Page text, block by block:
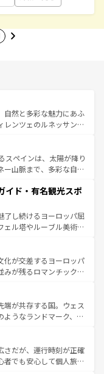
自然と多彩な魅力にあふ
レンツェのルネッサンス
やアマルフィ海岸の絶
観光の合間には、本場の
ア料理を堪能することも
ない旅をしてみよう！
スペインは、太陽が降り
ー山脈まで、多彩な自然
フラメンコ、熱気あふ
生活の一部となってい
雰囲気や、バルセロナの
は古代ローマ遺跡や中世
なるスペインはその個
人を魅了する。 なお、新着のスペイン情報は コ
イド・有名観光スポ
了し続けるヨーロッパ屈
ェル塔やルーブル美術館
麗な宮殿、歴史的な大
な自然が、訪れる者を心
美食の国としても知ら
ンス、プロヴァンスの
な楽しみ方が可能だ。さ
溢れており、どの街角に
く異なる文化を体験で
ランス情報はコンテンツ一覧
化が交差するヨーロッパ
みが残るロマンチック街
飽きることがない。ベ
州のアルプスの絶景、そ
った風景は必見。ビール
なお、新着の
照してほしい。
端が共存する国。ウェス
ようなランドマーク、歴
、優雅なアフタヌーン
い英国パブ、サッカー観
験も豊富。イギリスを旅
さだが、運行時刻が正確
者でも安心して個人旅行